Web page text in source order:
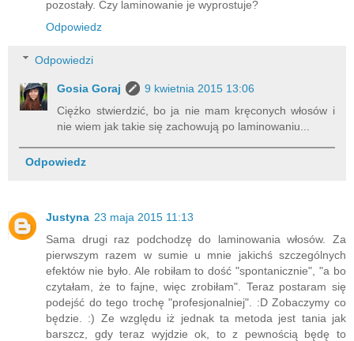
pozostały. Czy laminowanie je wyprostuje?
Odpowiedz
Odpowiedzi
Gosia Goraj
9 kwietnia 2015 13:06
Ciężko stwierdzić, bo ja nie mam kręconych włosów i
nie wiem jak takie się zachowują po laminowaniu...
Odpowiedz
Justyna 23 maja 2015 11:13
Sama drugi raz podchodzę do laminowania włosów. Za
pierwszym razem w sumie u mnie jakichś szczególnych
efektów nie było. Ale robiłam to dość "spontanicznie", "a bo
czytałam, że to fajne, więc zrobiłam". Teraz postaram się
podejść do tego trochę "profesjonalniej". :D Zobaczymy co
będzie. :) Ze względu iż jednak ta metoda jest tania jak
barszcz, gdy teraz wyjdzie ok, to z pewnością będę to